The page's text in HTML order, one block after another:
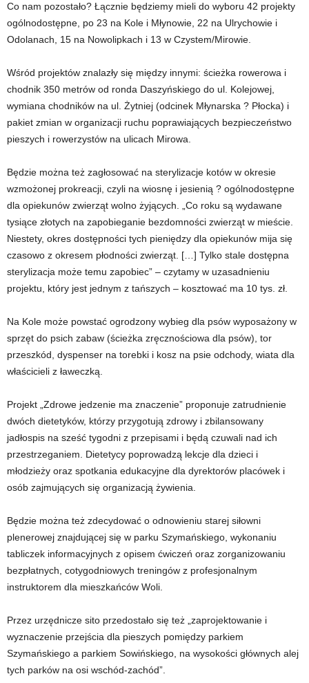
Co nam pozostało? Łącznie będziemy mieli do wyboru 42 projekty
ogólnodostępne, po 23 na Kole i Młynowie, 22 na Ulrychowie i
Odolanach, 15 na Nowolipkach i 13 w Czystem/Mirowie.
Wśród projektów znalazły się między innymi: ścieżka rowerowa i
chodnik 350 metrów od ronda Daszyńskiego do ul. Kolejowej,
wymiana chodników na ul. Żytniej (odcinek Młynarska ? Płocka) i
pakiet zmian w organizacji ruchu poprawiających bezpieczeństwo
pieszych i rowerzystów na ulicach Mirowa.
Będzie można też zagłosować na sterylizacje kotów w okresie
wzmożonej prokreacji, czyli na wiosnę i jesienią ? ogólnodostępne
dla opiekunów zwierząt wolno żyjących. „Co roku są wydawane
tysiące złotych na zapobieganie bezdomności zwierząt w mieście.
Niestety, okres dostępności tych pieniędzy dla opiekunów mija się
czasowo z okresem płodności zwierząt. […] Tylko stale dostępna
sterylizacja może temu zapobiec” – czytamy w uzasadnieniu
projektu, który jest jednym z tańszych – kosztować ma 10 tys. zł.
Na Kole może powstać ogrodzony wybieg dla psów wyposażony w
sprzęt do psich zabaw (ścieżka zręcznościowa dla psów), tor
przeszkód, dyspenser na torebki i kosz na psie odchody, wiata dla
właścicieli z ławeczką.
Projekt „Zdrowe jedzenie ma znaczenie” proponuje zatrudnienie
dwóch dietetyków, którzy przygotują zdrowy i zbilansowany
jadłospis na sześć tygodni z przepisami i będą czuwali nad ich
przestrzeganiem. Dietetycy poprowadzą lekcje dla dzieci i
młodzieży oraz spotkania edukacyjne dla dyrektorów placówek i
osób zajmujących się organizacją żywienia.
Będzie można też zdecydować o odnowieniu starej siłowni
plenerowej znajdującej się w parku Szymańskiego, wykonaniu
tabliczek informacyjnych z opisem ćwiczeń oraz zorganizowaniu
bezpłatnych, cotygodniowych treningów z profesjonalnym
instruktorem dla mieszkańców Woli.
Przez urzędnicze sito przedostało się też „zaprojektowanie i
wyznaczenie przejścia dla pieszych pomiędzy parkiem
Szymańskiego a parkiem Sowińskiego, na wysokości głównych alej
tych parków na osi wschód-zachód”.